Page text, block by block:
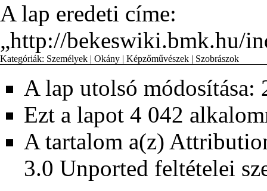
A lap eredeti címe:
„http://bekeswiki.bmk.hu/
Kategóriák: Személyek | Okány | Képzőművészek | Szobrászok
A lap utolsó módosítása:
Ezt a lapot 4 042
A tartalom a(z)
3.0 Unported feltételei